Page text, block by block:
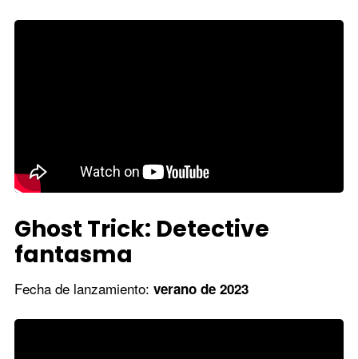
Ghost Trick: Detective
fantasma
Fecha de lanzamiento: verano de 2023